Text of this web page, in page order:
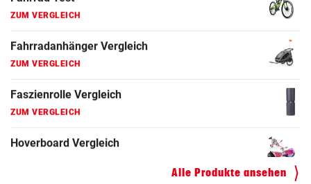
ZUM VERGLEICH
ZUM VERGLEICH
ZUM VERGLEICH
Alle Produkte ansehen